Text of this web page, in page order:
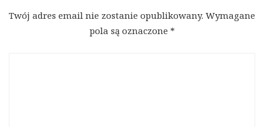
Twój adres email nie zostanie opublikowany. Wymagane
pola są oznaczone *